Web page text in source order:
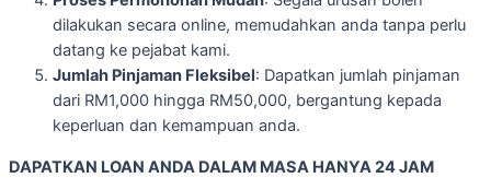
dilakukan secara online, memudahkan anda tanpa perlu
datang ke pejabat kami.
Jumlah Pinjaman Fleksibel: Dapatkan jumlah pinjaman
dari RM1,000 hingga RM50,000, bergantung kepada
keperluan dan kemampuan anda.
DAPATKAN LOAN ANDA DALAM MASA HANYA 24 JAM